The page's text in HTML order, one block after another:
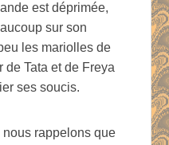
est déprimée,
sur son
les mariolles de
Tata et de Freya
ses soucis.
rappelons que